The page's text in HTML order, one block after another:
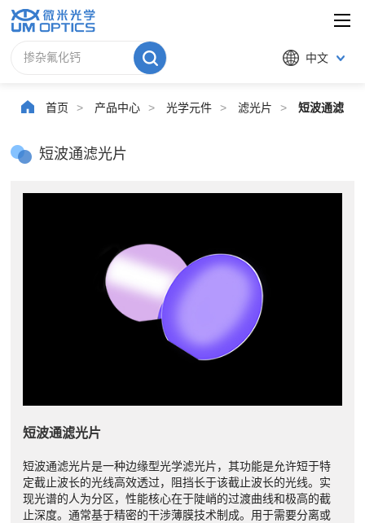
中文
首页 > 产品中心 > 光学元件 > 滤光片 > 短波通滤光
短波通滤光片
短波通滤光片
短波通滤光片是一种边缘型光学滤光片，其功能是允许短于特
定截止波长的光线高效透过，阻挡长于该截止波长的光线。实
现光谱的人为分区，性能核心在于陡峭的过渡曲线和极高的截
止深度。通常基于精密的干涉薄膜技术制成。用于需要分离或